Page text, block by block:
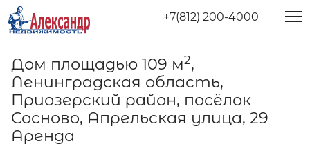
+7(812) 200-4000
Дом площадью 109 м2,
Ленинградская область,
Приозерский район, посёлок
Сосново, Апрельская улица, 29
Аренда